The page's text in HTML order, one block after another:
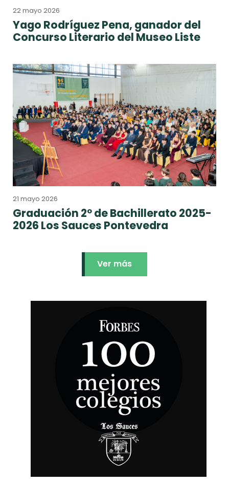
22 mayo 2026
Yago Rodríguez Pena, ganador del
Concurso Literario del Museo Liste
21 mayo 2026
Graduación 2º de Bachillerato 2025-
2026 Los Sauces Pontevedra
Ver más